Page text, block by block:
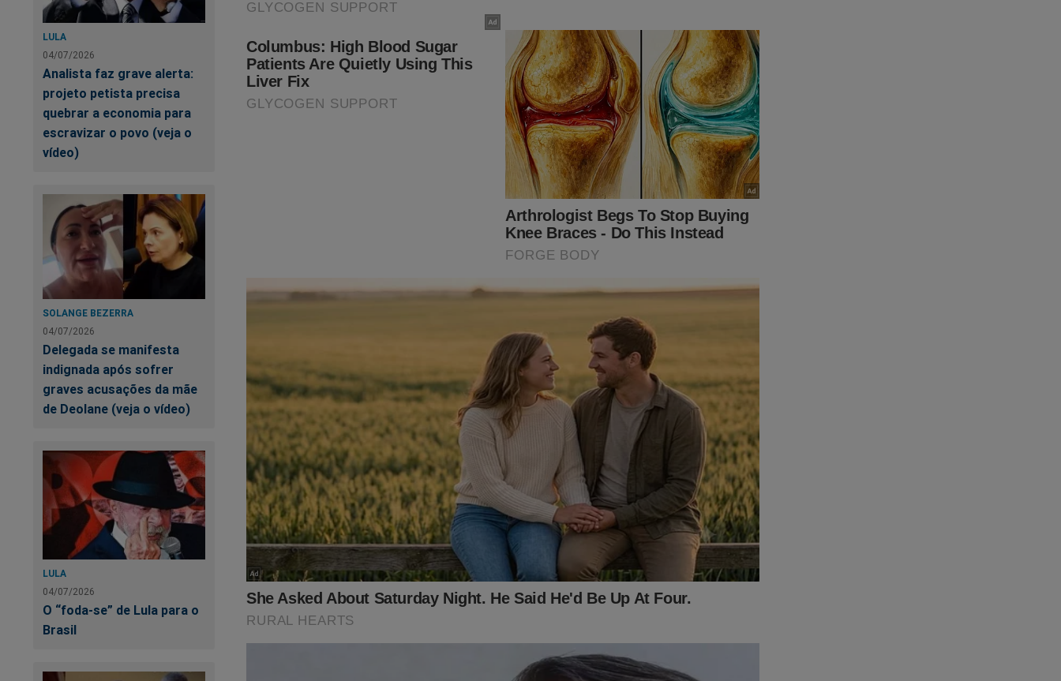
LULA
04/07/2026
Analista faz grave alerta:
projeto petista precisa
quebrar a economia para
escravizar o povo (veja o
vídeo)
SOLANGE BEZERRA
04/07/2026
Delegada se manifesta
indignada após sofrer
graves acusações da mãe
de Deolane (veja o vídeo)
LULA
04/07/2026
O “foda-se” de Lula para o
Brasil